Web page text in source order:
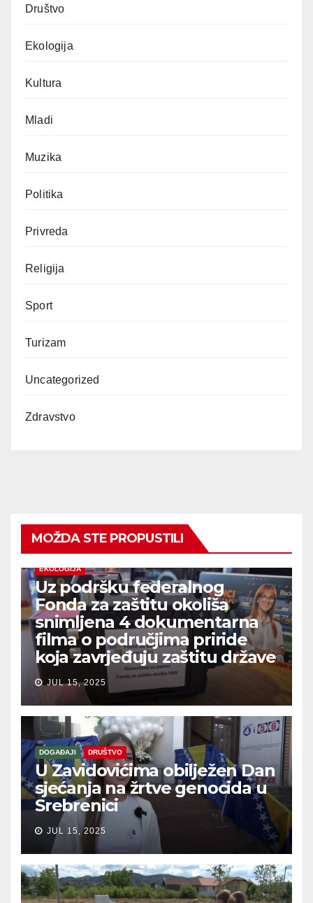
Društvo
Ekologija
Kultura
Mladi
Muzika
Politika
Privreda
Religija
Sport
Turizam
Uncategorized
Zdravstvo
MOŽDA STE PROPUSTILI
EKOLOGIJA
Uz podršku federalnog
Fonda za zaštitu okoliša
snimljena 4 dokumentarna
filma o područjima priride
koja zavrjeđuju zaštitu države
JUL 15, 2025
DOGAĐAJI DRUŠTVO
U Zavidovićima obilježen Dan
sjećanja na žrtve genocida u
Srebrenici
JUL 15, 2025